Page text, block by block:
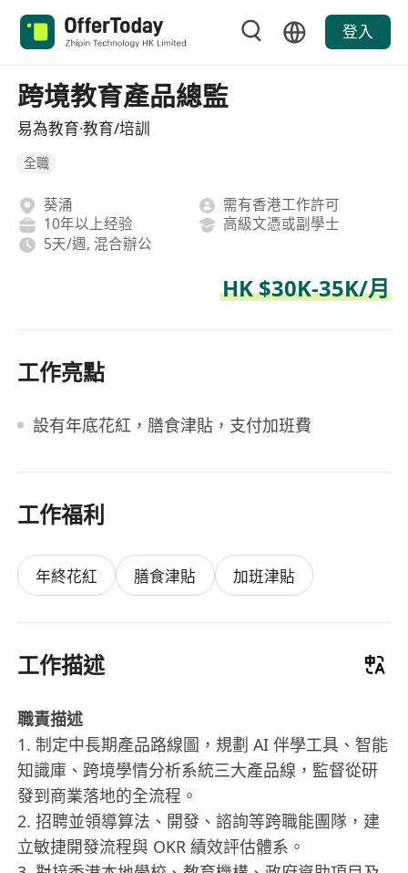
登入
跨境教育產品總監
易為教育·教育/培訓
全職
葵涌
需有香港工作許可
10年以上经验
高級文憑或副學士
5天/週, 混合辦公
HK $30K-35K/月
工作亮點
設有年底花紅，膳食津貼，支付加班費
工作福利
年終花紅 膳食津貼 加班津貼
工作描述
職責描述
1. 制定中長期產品路線圖，規劃 AI 伴學工具、智能
知識庫、跨境學情分析系統三大產品線，監督從研
發到商業落地的全流程。
2. 招聘並領導算法、開發、諮詢等跨職能團隊，建
立敏捷開發流程與 OKR 績效評估體系。